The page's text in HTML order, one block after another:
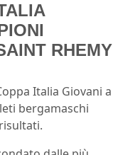
RHEMY
oppa Italia Giovani a
bergamaschi